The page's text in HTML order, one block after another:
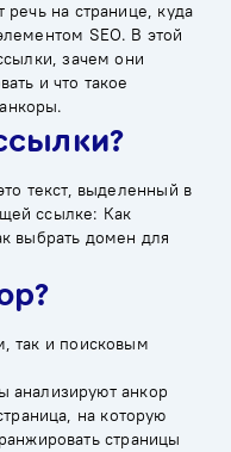
на странице, куда
SEO. В этой
зачем они
и что такое
текст, выделенный в
ссылке: Как
выбрать домен для
так и поисковым
анализируют анкор
на которую
страницы